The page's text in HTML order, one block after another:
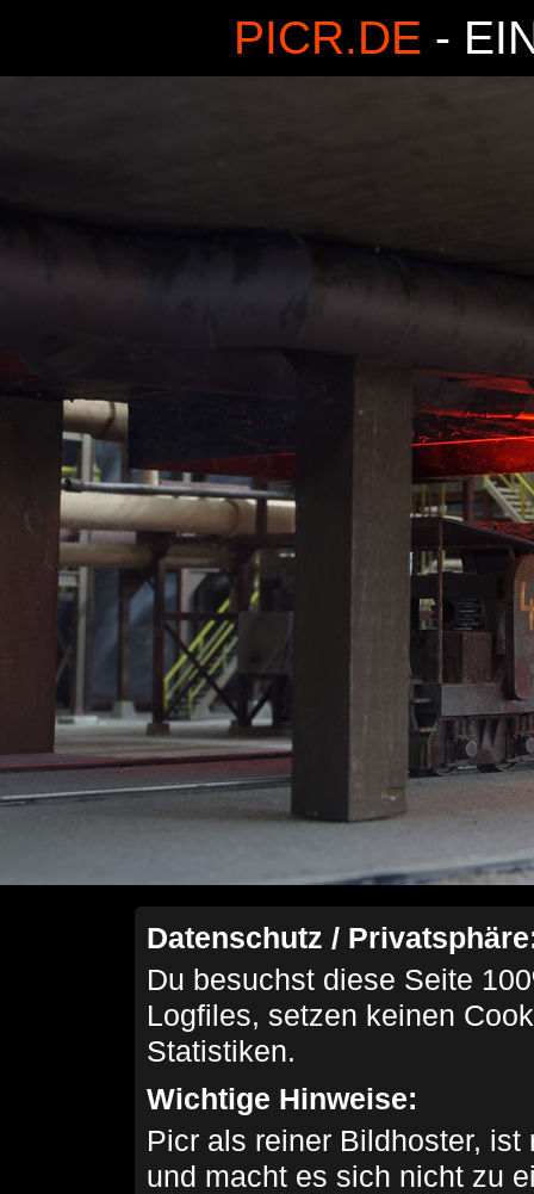
PICR.DE -
Datenschutz /
Du besuchst diese Seite
Logfiles, setzen keinen
Statistiken.
Wichtige Hinweise:
Picr als reiner Bildhoster,
und macht es sich nicht zu